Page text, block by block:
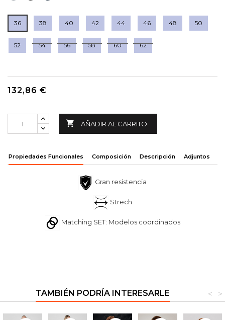
36 38 40 42 44 46 48 50
52 54 56 58 60 62
132,86 €
 AÑADIR AL CARRITO
Propiedades Funcionales Composición Descripción Adjuntos
Gran resistencia
Strech
Matching SET: Modelos coordinados
TAMBIÉN PODRÍA INTERESARLE >
<